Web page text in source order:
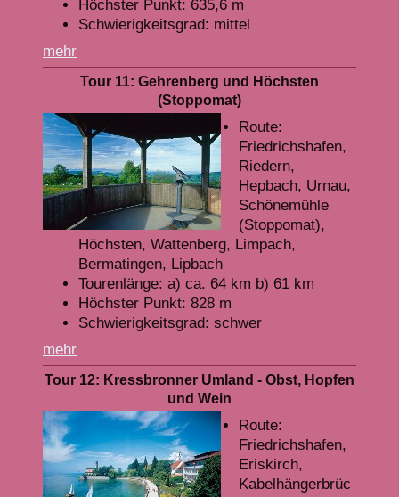
Höchster Punkt: 635,6 m
Schwierigkeitsgrad: mittel
mehr
Tour 11: Gehrenberg und Höchsten
(Stoppomat)
Route:
Friedrichshafen,
Riedern,
Hepbach, Urnau,
Schönemühle
(Stoppomat),
Höchsten, Wattenberg, Limpach,
Bermatingen, Lipbach
Tourenlänge: a) ca. 64 km b) 61 km
Höchster Punkt: 828 m
Schwierigkeitsgrad: schwer
mehr
Tour 12: Kressbronner Umland - Obst, Hopfen
und Wein
Route:
Friedrichshafen,
Eriskirch,
Kabelhängerbrüc